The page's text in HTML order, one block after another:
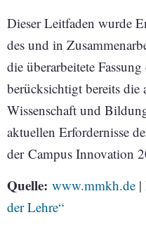
Dieser Leitfaden wurde
des und in
die überarbeitete
berücksichtigt bereits die
Wissenschaft und
aktuellen Erfordernisse
der Campus Innovation
Quelle: www.mmkh.de |
der Lehre“